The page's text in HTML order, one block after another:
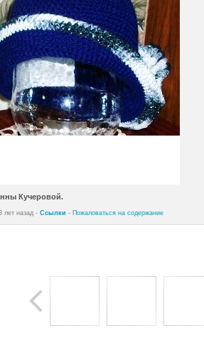
Кучеровой.
лет назад - Ссылки - Пожаловаться на содержание